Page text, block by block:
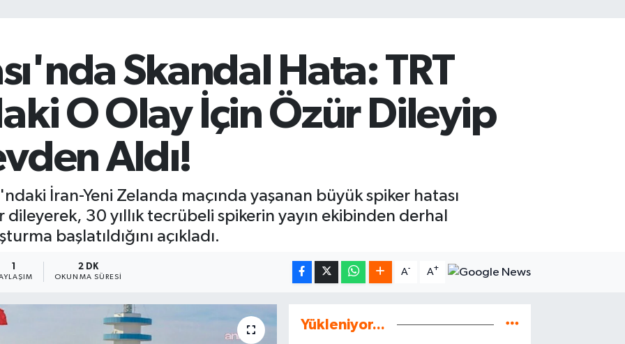
Skandal Hata: TRT
O Olay İçin Özür Dileyip
Aldı!
İran-Yeni Zelanda maçında yaşanan büyük spiker hatası
30 yıllık tecrübeli spikerin yayın ekibinden derhal
başlatıldığını açıkladı.
2 DK
OKUNMA SÜRESI
A- A+
Yükleniyor...